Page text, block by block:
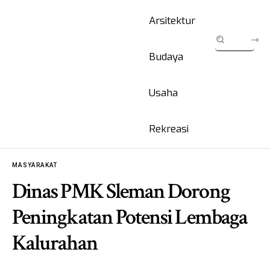
Arsitektur
Budaya
Usaha
Rekreasi
MASYARAKAT
Dinas PMK Sleman Dorong
Peningkatan Potensi Lembaga
Kalurahan